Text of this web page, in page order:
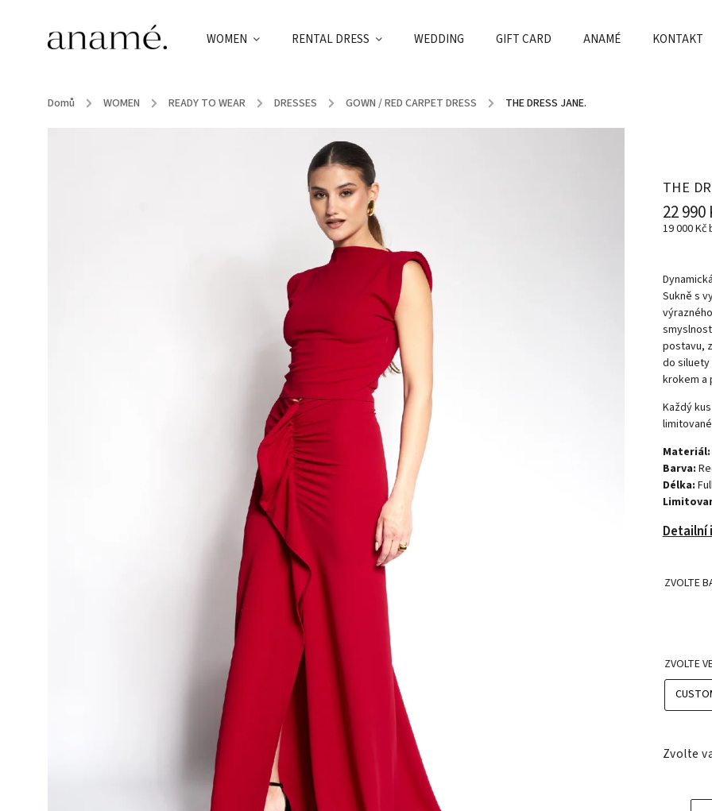
WOMEN RENTAL DRESS WEDDING GIFT CARD ANAMÉ KONTAKT
Domů / WOMEN / READY TO WEAR / DRESSES / GOWN / RED CARPET DRESS / THE DRESS JANE.
THE
22 990
19 000 Kč
Sukně s
postavu,
do siluety
krokem a
Každý
Materiál:
Barva:
Délka:
Detailní
ZVOLTE
ZVOLTE
Zvolte